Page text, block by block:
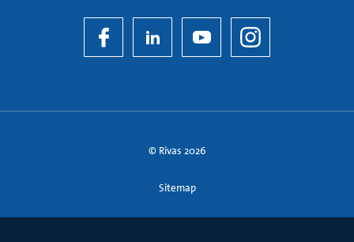
© Rivas 2026
Sitemap